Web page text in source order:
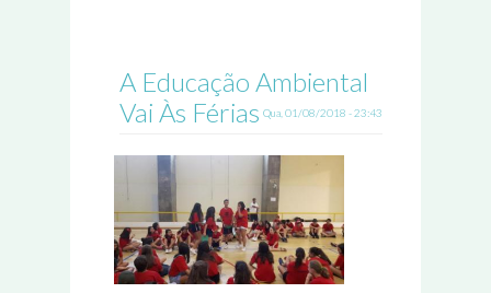
A Educação Ambiental
Vai Às Férias Qua, 01/08/2018 - 23:43